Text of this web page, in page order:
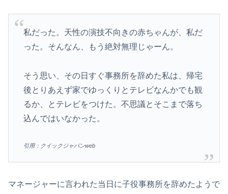
私だった。天性の演技不向きの赤ちゃんが、私だ
った。そんなん、もう絶対無理じゃーん。
そう思い、その日すぐ事務所を辞めた私は、帰宅
後とりあえず家でゆっくりとテレビなんかでも観
るか、とテレビをつけた。不思議とそこまで落ち
込んではいなかった。
引用：クイックジャパンweb
マネージャーに言われた当日に子役事務所を辞めたようで